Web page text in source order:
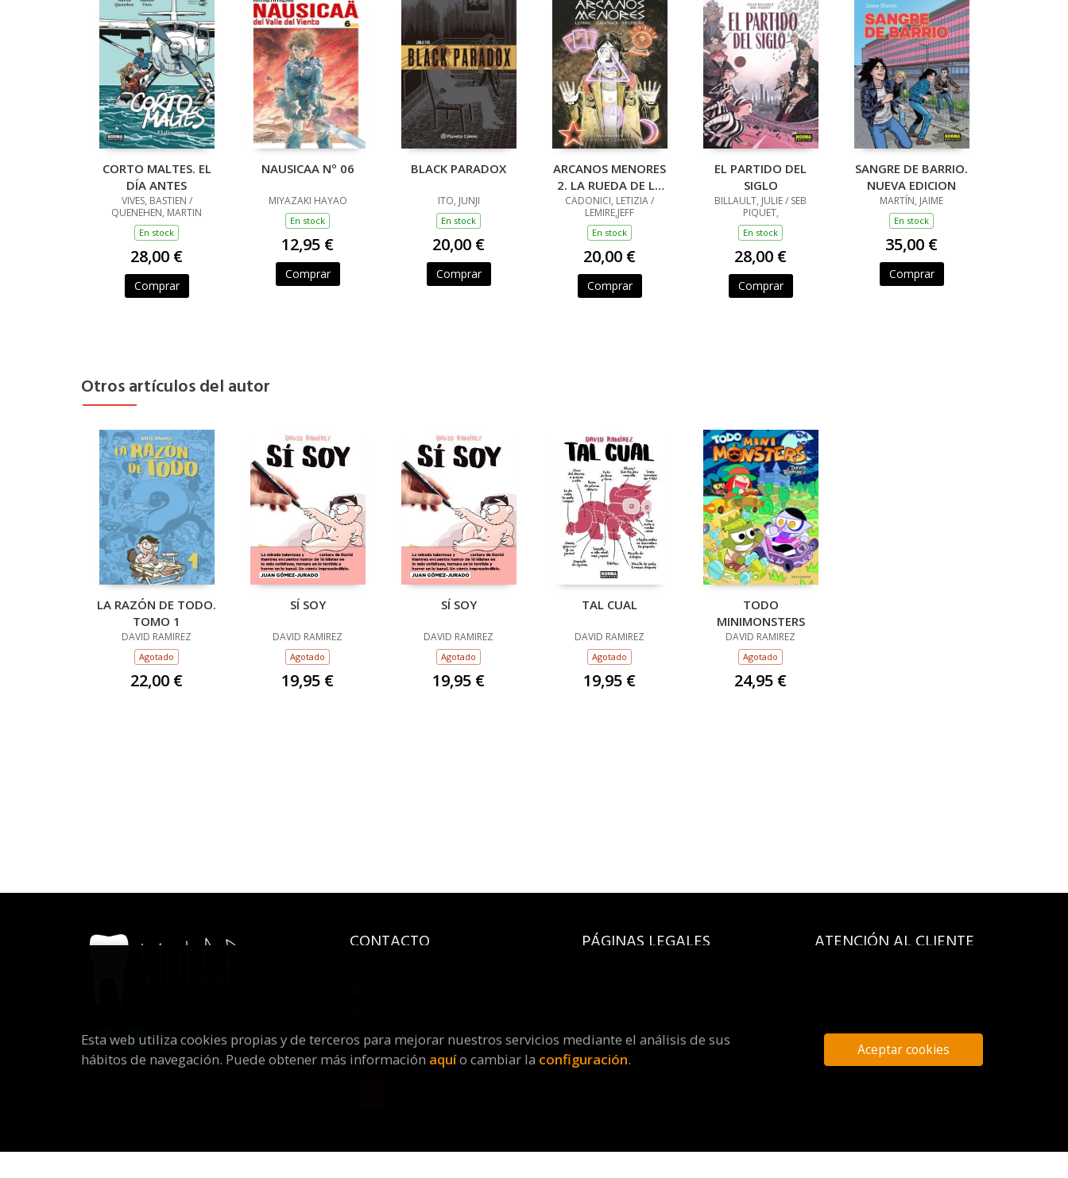
CORTO MALTES. EL
DÍA ANTES
VIVES, BASTIEN /
QUENEHEN, MARTIN
En stock
28,00 €
Comprar
NAUSICAA Nº 06
MIYAZAKI HAYAO
En stock
12,95 €
Comprar
BLACK PARADOX
ITO, JUNJI
En stock
20,00 €
Comprar
ARCANOS MENORES
2. LA RUEDA DE LA
FORTUNA
CADONICI, LETIZIA /
LEMIRE,JEFF
En stock
20,00 €
Comprar
EL PARTIDO DEL
SIGLO
BILLAULT, JULIE / SEB
PIQUET,
En stock
28,00 €
Comprar
SANGRE DE BARRIO.
NUEVA EDICION
MARTÍN, JAIME
En stock
35,00 €
Comprar
Otros artículos del autor
LA RAZÓN DE TODO.
TOMO 1
DAVID RAMIREZ
Agotado
22,00 €
SÍ SOY
DAVID RAMIREZ
Agotado
19,95 €
SÍ SOY
DAVID RAMIREZ
Agotado
19,95 €
TAL CUAL
DAVID RAMIREZ
Agotado
19,95 €
TODO
MINIMONSTERS
DAVID RAMIREZ
Agotado
24,95 €
CONTACTO PÁGINAS LEGALES ATENCIÓN AL CLIENTE
2026 ©Molar Discos y Libros. Todos los Derechos Reservados |Grupo Trevenque
Esta web utiliza cookies propias y de terceros para mejorar nuestros servicios mediante el análisis de sus
hábitos de navegación. Puede obtener más información aquío cambiar la configuración.
Aceptar cookies